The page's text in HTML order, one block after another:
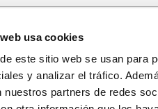
usa cookies
este sitio web se usan para
y analizar el tráfico.
nuestros partners de redes
+34 935
¿Tienes dudas, consultas o
Llámanos y te contestaremos
gusto.